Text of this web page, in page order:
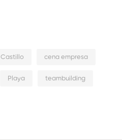
Castillo cena empresa
Playa teambuilding